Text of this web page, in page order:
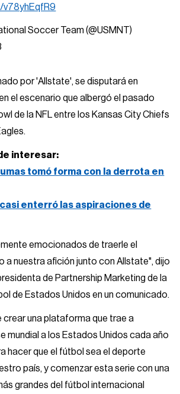
v78yhEqfR9
Soccer Team (@USMNT)
por 'Allstate', se disputará en
el escenario que albergó el pasado
de la NFL entre los Kansas City Chiefs
interesar:
tomó forma con la derrota en
enterró las aspiraciones de
emocionados de traerle el
a nuestra afición junto con Allstate", dijo
de Partnership Marketing de la
de Estados Unidos en un comunicado.
crear una plataforma que trae a
mundial a los Estados Unidos cada año
hacer que el fútbol sea el deporte
país, y comenzar esta serie con una
grandes del fútbol internacional